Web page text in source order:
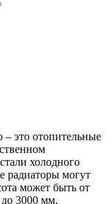
– это отопительные
холодного
радиаторы могут
может быть от
до 3000 мм.